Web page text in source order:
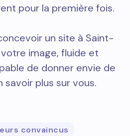
pour la première fois.
un site à Saint-
image, fluide et
de donner envie de
savoir plus sur vous.
convaincus